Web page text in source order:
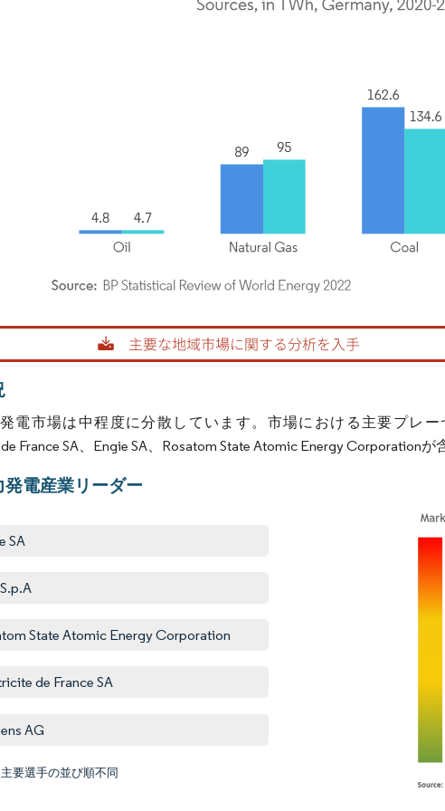
Intelligence。再利用にはCC BY 4.0の表示が必要です。
電市場は中程度に分散しています。市場における主要プレー
France SA、Engie SA、Rosatom State Atomic Energy Corporationが
発電産業リーダー
SA
State Atomic Energy Corporation
de France SA
AG
要選手の並び順不同